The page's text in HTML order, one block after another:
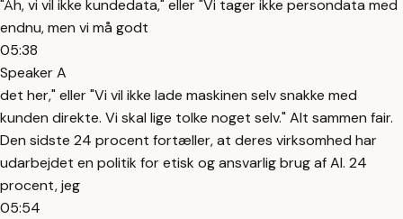
"Åh, vi vil ikke kundedata," eller "Vi tager ikke persondata med
endnu, men vi må godt
05:38
Speaker A
det her," eller "Vi vil ikke lade maskinen selv snakke med
kunden direkte. Vi skal lige tolke noget selv." Alt sammen fair.
Den sidste 24 procent fortæller, at deres virksomhed har
udarbejdet en politik for etisk og ansvarlig brug af AI. 24
procent, jeg
05:54